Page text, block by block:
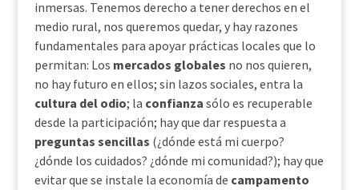
inmersas. Tenemos derecho a tener derechos en el
medio rural, nos queremos quedar, y hay razones
fundamentales para apoyar prácticas locales que lo
permitan: Los mercados globales no nos quieren,
no hay futuro en ellos; sin lazos sociales, entra la
cultura del odio; la confianza sólo es recuperable
desde la participación; hay que dar respuesta a
preguntas sencillas (¿dónde está mi cuerpo?
¿dónde los cuidados? ¿dónde mi comunidad?); hay que
evitar que se instale la economía de campamento